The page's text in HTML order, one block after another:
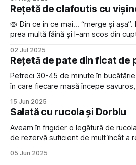
deja să se ducă în clasa întâi la
îmi lipseau câteva ingrediente.
Rețetă de clafoutis cu
🥧 Din ce în ce mai… “merge și
prea multă făină și l-am scos din
– meh; în mare parte pentru că am
pentru un vas
02 Jul 2025
Rețetă de pate din ficat de
Petreci 30-45 de minute în
în care fiecare masă începe
pui. 🐔 Nu aș putea spune ce anume m-a oprit să fac un
pate până
15 Jun 2025
Salată cu rucola și Dorblu
Aveam în frigider o legătură de
de rezervă suficient de mult încât a
verdețuri. 🥬 Până acum, am perceput rucola doar ca pe o
05 Jun 2025